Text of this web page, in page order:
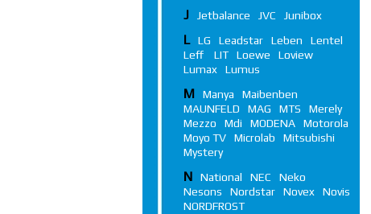
J Jetbalance JVC Junibox
L LG Leadstar Leben
Lentel
Leff
LIT Loewe
Loview
Lumax
Lumus
M Manya
Maibenben
MAUNFELD
MAG MTS
Merely
Mezzo
Mdi MODENA
Motorola
Moyo TV
Microlab
Mitsubishi
Mystery
N National NEC
Neko
Nesons
Nordstar Novex
Novis
NORDFROST